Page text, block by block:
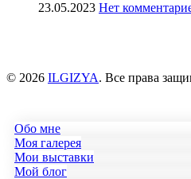
23.05.2023 Нет
© 2026 ILGIZYA. Все права
Обо мне
Моя галерея
Мои выставки
Мой блог